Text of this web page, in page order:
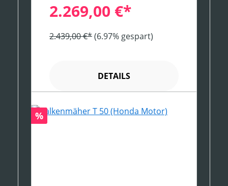
2.269,00 €*
2.439,00 €*(6.97% gespart)
DETAILS
Rabatt
%